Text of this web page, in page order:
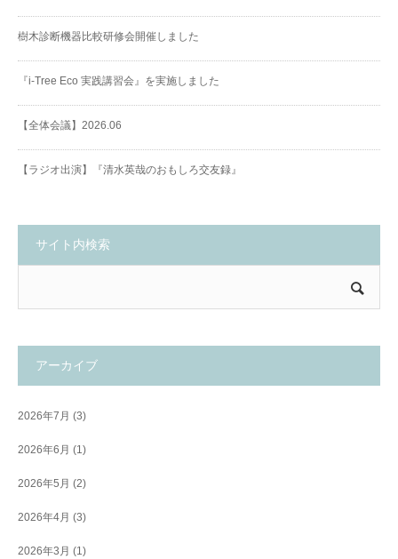
樹木診断機器比較研修会開催しました
『i-Tree Eco 実践講習会』を実施しました
【全体会議】2026.06
【ラジオ出演】『清水英哉のおもしろ交友録』
サイト内検索
アーカイブ
2026年7月 (3)
2026年6月 (1)
2026年5月 (2)
2026年4月 (3)
2026年3月 (1)